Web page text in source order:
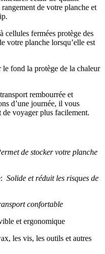
de votre planche et
cellules fermées protège des
votre planche lorsqu’elle est
fond la protège de la chaleur
rembourrée et
d’une journée, il vous
de voyager plus facilement.
de stocker votre planche
Solide et réduit les risques de
confortable
et ergonomique
les vis, les outils et autres